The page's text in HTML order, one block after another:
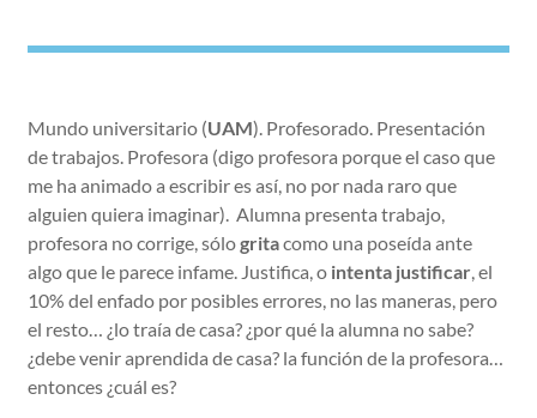
Mundo universitario (UAM). Profesorado. Presentación
de trabajos. Profesora (digo profesora porque el caso que
me ha animado a escribir es así, no por nada raro que
alguien quiera imaginar). Alumna presenta trabajo,
profesora no corrige, sólogritacomo una poseída ante
algo que le parece infame. Justifica, o intenta justificar, el
10% del enfado por posibles errores, no las maneras, pero
el resto… ¿lo traía de casa? ¿por qué la alumna no sabe?
¿debe venir aprendida de casa? la función de la profesora…
entonces ¿cuál es?